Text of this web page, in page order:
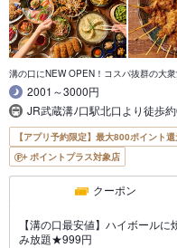
溝の口にNEW OPEN！コスパ抜群の大
2001～3000円
JR武蔵溝ﾉ口駅北口より徒歩
【アプリ予約限定】最大800ポイント
ポイントプラス対象店
クーポン
【溝の口最安値】ハイボール
み放題★999円